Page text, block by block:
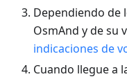
Dependiendo de
OsmAnd y de su
indicaciones de
Cuando llegue a